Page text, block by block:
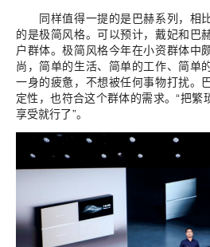
同样值得一提的是巴赫系列，相
的是极简风格。可以预计，戴妃和巴
户群体。极简风格今年在小资群体中
尚，简单的生活、简单的工作、简单
一身的疲惫，不想被任何事物打扰。
定性，也符合这个群体的需求。“把
享受就行了”。